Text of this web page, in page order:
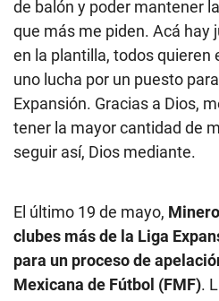
de balón y poder mantener
que más me piden. Acá hay
en la plantilla, todos quieren
uno lucha por un puesto
Expansión. Gracias a Dios,
tener la mayor cantidad de
seguir así, Dios mediante.
El último 19 de mayo,
clubes más de la Liga
para un proceso de
Mexicana de Fútbol (FMF).